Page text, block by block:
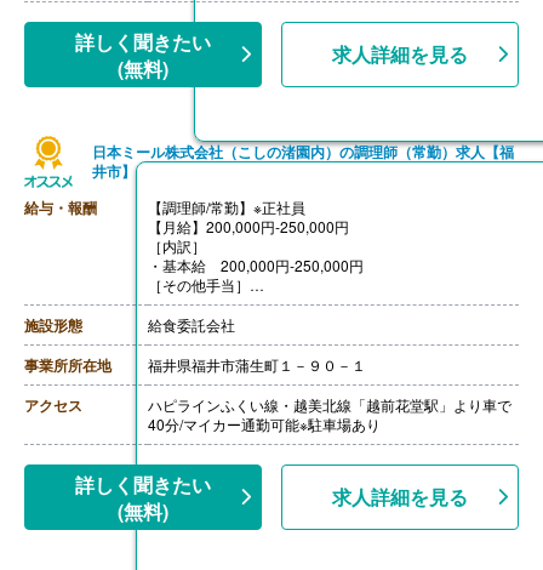
詳しく聞きたい
(無料)
求人詳細を見る
日本ミール株式会社（こしの渚園内）の調理師（常勤）求人【福
井市】
給与・報酬
【調理師/常勤】※正社員
【月給】200,000円‐250,000円
［内訳］
・基本給 200,000円‐250,000円
［その他手当］
・資格手当 10,000円 ※調理業務をする方のみ
・早番手当
【賞与】年2回（計2.50ヶ月分）※前年度実績
【通勤手当】あり（上限30,000円/月）
【昇給】あり（1月あたり3.00％-8.00％）※前年度実績
【退職金】なし
施設形態 給食委託会社
事業所所在地 福井県福井市蒲生町１－９０－１
アクセス
ハピラインふくい線・越美北線「越前花堂駅」より車で
40分/マイカー通勤可能※駐車場あり
詳しく聞きたい
(無料)
求人詳細を見る